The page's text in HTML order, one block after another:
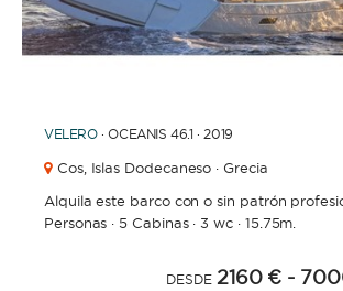
VELERO · OCEANIS 46.1 · 2019
Cos, Islas Dodecaneso · Grecia
Alquila este barco con o sin patrón
Personas · 5 Cabinas·3 wc · 15.75m.
DESDE 2160 € -